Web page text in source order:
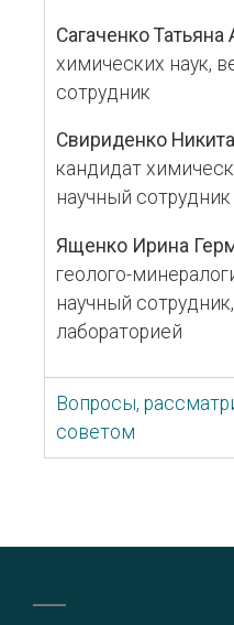
Сагаченко Татьяна
химических наук,
сотрудник
Свириденко
кандидат
научный сотрудник
Ященко Ирина
геолого-
научный
лабораторией
Вопросы,
советом